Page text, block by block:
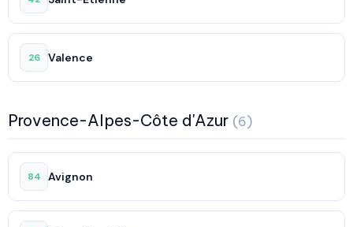
26 Valence
Provence-Alpes-Côte d'Azur (6)
84 Avignon